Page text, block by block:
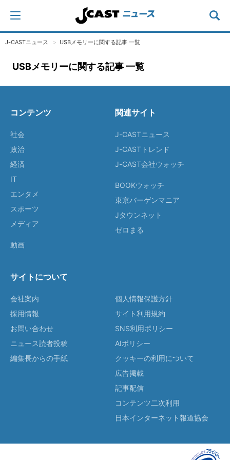
J-CASTニュース USBメモリーに関する記事 一覧
USBメモリーに関する記事 一覧
コンテンツ
社会
政治
経済
IT
エンタメ
スポーツ
メディア
動画
関連サイト
J-CASTニュース
J-CASTトレンド
J-CAST会社ウォッチ
BOOKウォッチ
東京バーゲンマニア
Jタウンネット
ゼロまる
サイトについて
会社案内
採用情報
お問い合わせ
ニュース読者投稿
編集長からの手紙
個人情報保護方針
サイト利用規約
SNS利用ポリシー
AIポリシー
クッキーの利用について
広告掲載
記事配信
コンテンツ二次利用
日本インターネット報道協会